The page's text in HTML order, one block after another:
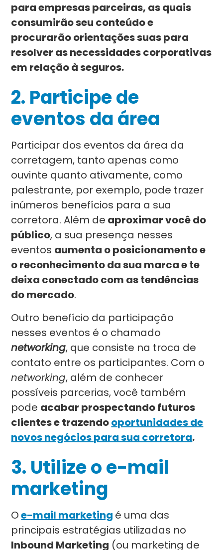
para empresas parceiras, as quais
consumirão seu conteúdo e
procurarão orientações suas para
resolver as necessidades corporativas
em relação à seguros.
2. Participe de
eventos da área
Participar dos eventos da área da
corretagem, tanto apenas como
ouvinte quanto ativamente, como
palestrante, por exemplo, pode trazer
inúmeros benefícios para a sua
corretora. Além de aproximar você do
público, a sua presença nesses
eventos aumenta o posicionamento e
o reconhecimento da sua marca e te
deixa conectado com as tendências
do mercado.
Outro benefício da participação
nesses eventos é o chamado
networking, que consiste na troca de
contato entre os participantes. Com o
networking, além de conhecer
possíveis parcerias, você também
pode acabar prospectando futuros
clientes e trazendooportunidades de
novos negócios para sua corretora.
3. Utilize o e-mail
marketing
Oe-mail marketing é uma das
principais estratégias utilizadas no
Inbound Marketing (ou marketing de